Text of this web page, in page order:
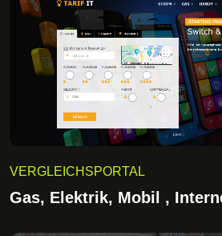
VERGLEICHSPORTAL
Gas, Elektrik, Mobil ,